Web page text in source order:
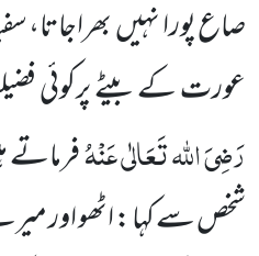
صاع پورا نہیںبھراجاتا،
عورت کے بیٹے پرکوئی
رَضِیَ اللہ تَعَالٰی عَنْہُ
شخص سے کہا : اٹھو اور